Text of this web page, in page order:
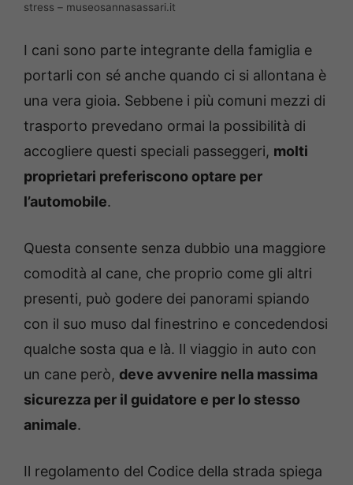
stress – museosannasassari.it
I cani sono parte integrante della famiglia e
portarli con sé anche quando ci si allontana è
una vera gioia. Sebbene i più comuni mezzi di
trasporto prevedano ormai la possibilità di
accogliere questi speciali passeggeri, molti
proprietari preferiscono optare per
l’automobile.
Questa consente senza dubbio una maggiore
comodità al cane, che proprio come gli altri
presenti, può godere dei panorami spiando
con il suo muso dal finestrino e concedendosi
qualche sosta qua e là. Il viaggio in auto con
un cane però, deve avvenire nella massima
sicurezza per il guidatore e per lo stesso
animale.
Il regolamento del Codice della strada spiega